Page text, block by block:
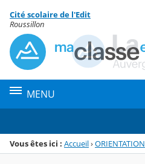
Menu de la rubrique
Contenu
Cité scolaire de l'Edit
Roussillon
MENU
Vous êtes ici : Accueil›ORIENTATION